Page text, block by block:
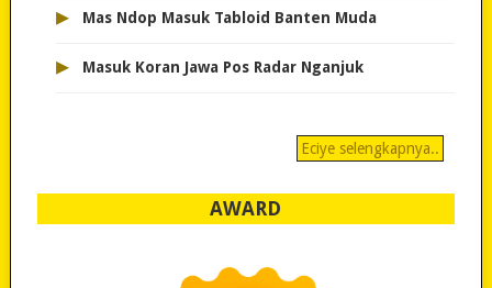
▸ Mas Ndop Masuk Tabloid Banten Muda
▸ Masuk Koran Jawa Pos Radar Nganjuk
Eciye selengkapnya..
AWARD